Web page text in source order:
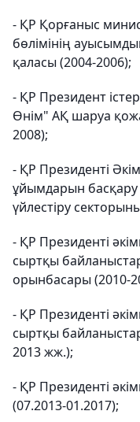
- ҚР Қорғаныс
бөлімінің
қаласы (2004-2006);
- ҚР Президент
Өнім" АҚ шаруа
2008);
- ҚР Президенті
ұйымдарын басқару
үйлестіру
- ҚР Президенті
сыртқы
орынбасары (2010-
- ҚР Президенті
сыртқы
2013 жж.);
- ҚР Президенті
(07.2013-01.2017);